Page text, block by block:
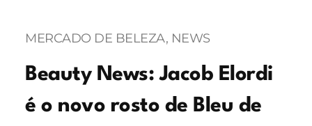
MERCADO DE BELEZA, NEWS
Beauty News: Jacob Elordi
é o novo rosto de Bleu de